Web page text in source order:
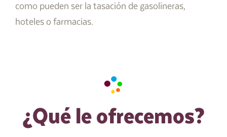
como pueden ser la tasación de gasolineras,
hoteles o farmacias.
¿Qué le ofrecemos?